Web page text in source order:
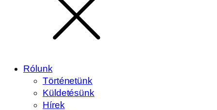
Rólunk
Történetünk
Küldetésünk
Hírek